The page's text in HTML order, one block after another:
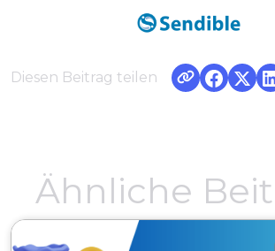
Diesen Beitrag teilen
Ähnliche